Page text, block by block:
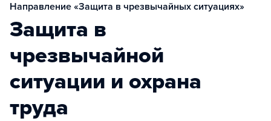
Направление «Защита в чрезвычайных ситуациях»
Защита в
чрезвычайной
ситуации и охрана
труда